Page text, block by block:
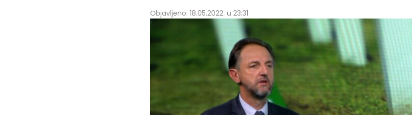
Objavljeno: 18.05.2022. u 23:31